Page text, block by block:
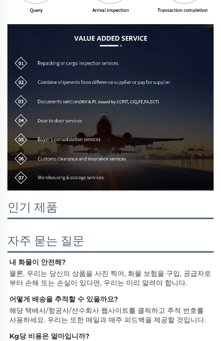
인기 제품
자주 묻는 질문
내 화물이 안전해?
물론, 우리는 당신의 상품을 사진 찍어, 화물 보험을 구입, 공급자로
부터 손해 또는 손실이 있다면, 우리는 미리 알려야 합니다.
어떻게 배송을 추적할 수 있을까요?
해당 택배사/항공사/선수회사 웹사이트를 클릭하고 추적 번호를
사용하세요. 우리는 또한 매일과 매주 피드백을 제공할 것입니다.
Kg당 비용은 얼마입니까?